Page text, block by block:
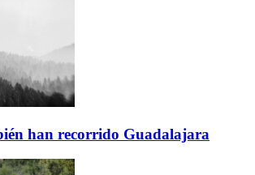
han recorrido Guadalajara